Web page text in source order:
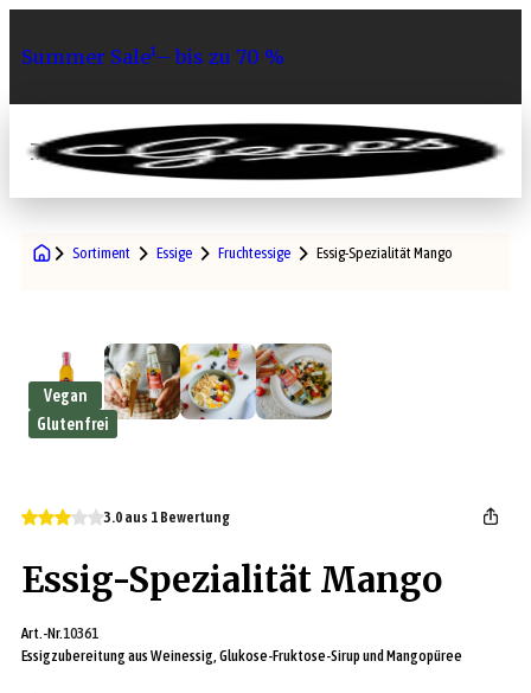
Summer Sale¹– bis zu 70 %
0
Sortiment Essige Fruchtessige Essig-Spezialität Mango
Vegan
Glutenfrei
3.0 aus 1 Bewertung
Essig-Spezialität Mango
Art.-Nr.10361
Essigzubereitung aus Weinessig, Glukose-Fruktose-Sirup und Mangopüree